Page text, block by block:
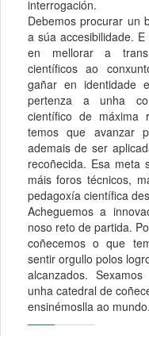
interrogación.
Debemos procurar un
a súa accesibilidade.
en mellorar a
científicos ao
gañar en identidade
pertenza a unha
científico de máxima
temos que avanzar
ademais de ser
recoñecida. Esa meta
máis foros técnicos,
pedagoxía científica
Acheguemos a
noso reto de partida.
coñecemos o que
sentir orgullo polos
alcanzados.
unha catedral de
ensinémoslla ao mundo.